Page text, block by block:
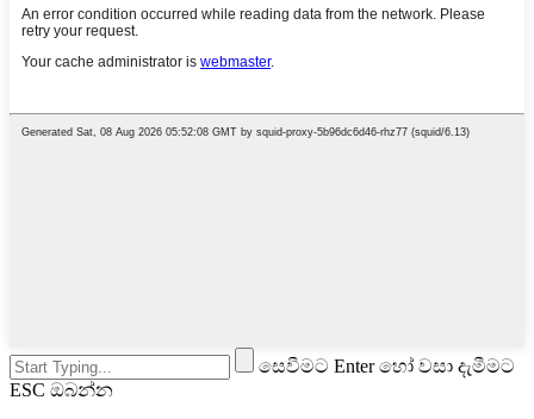
සෙවීමට Enter හෝ වසා දැමීමට
ESC ඔබන්න